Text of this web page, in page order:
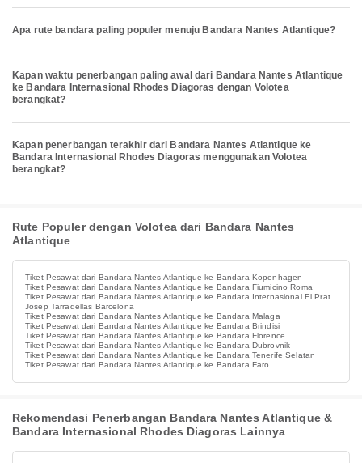
Apa rute bandara paling populer menuju Bandara Nantes Atlantique?
Kapan waktu penerbangan paling awal dari Bandara Nantes Atlantique
ke Bandara Internasional Rhodes Diagoras dengan Volotea
berangkat?
Kapan penerbangan terakhir dari Bandara Nantes Atlantique ke
Bandara Internasional Rhodes Diagoras menggunakan Volotea
berangkat?
Rute Populer dengan Volotea dari Bandara Nantes
Atlantique
Tiket Pesawat dari Bandara Nantes Atlantique ke Bandara Kopenhagen
Tiket Pesawat dari Bandara Nantes Atlantique ke Bandara Fiumicino Roma
Tiket Pesawat dari Bandara Nantes Atlantique ke Bandara Internasional El Prat
Josep Tarradellas Barcelona
Tiket Pesawat dari Bandara Nantes Atlantique ke Bandara Malaga
Tiket Pesawat dari Bandara Nantes Atlantique ke Bandara Brindisi
Tiket Pesawat dari Bandara Nantes Atlantique ke Bandara Florence
Tiket Pesawat dari Bandara Nantes Atlantique ke Bandara Dubrovnik
Tiket Pesawat dari Bandara Nantes Atlantique ke Bandara Tenerife Selatan
Tiket Pesawat dari Bandara Nantes Atlantique ke Bandara Faro
Rekomendasi Penerbangan Bandara Nantes Atlantique &
Bandara Internasional Rhodes Diagoras Lainnya